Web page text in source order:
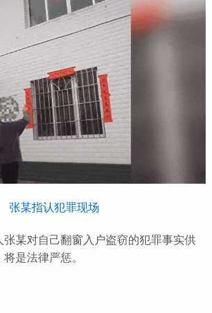
张某指认犯罪现场
某对自己翻窗入户盗窃的犯罪事实供
是法律严惩。